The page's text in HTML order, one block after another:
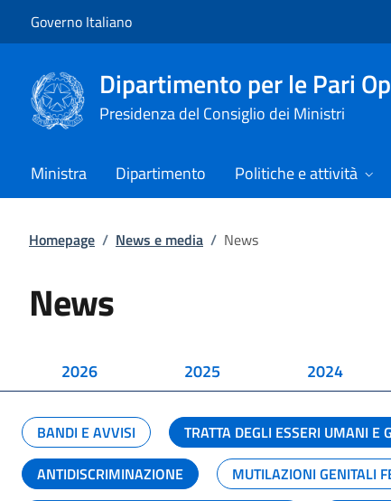
Governo Italiano
Dipartimento per le Pari
Presidenza del Consiglio dei Ministri
Ministra Dipartimento Politiche e attività
Homepage / News e media / News
News
2026 2025 2024
BANDI E AVVISI TRATTA DEGLI ESSERI UMANI E
ANTIDISCRIMINAZIONE
MUTILAZIONI GENITALI